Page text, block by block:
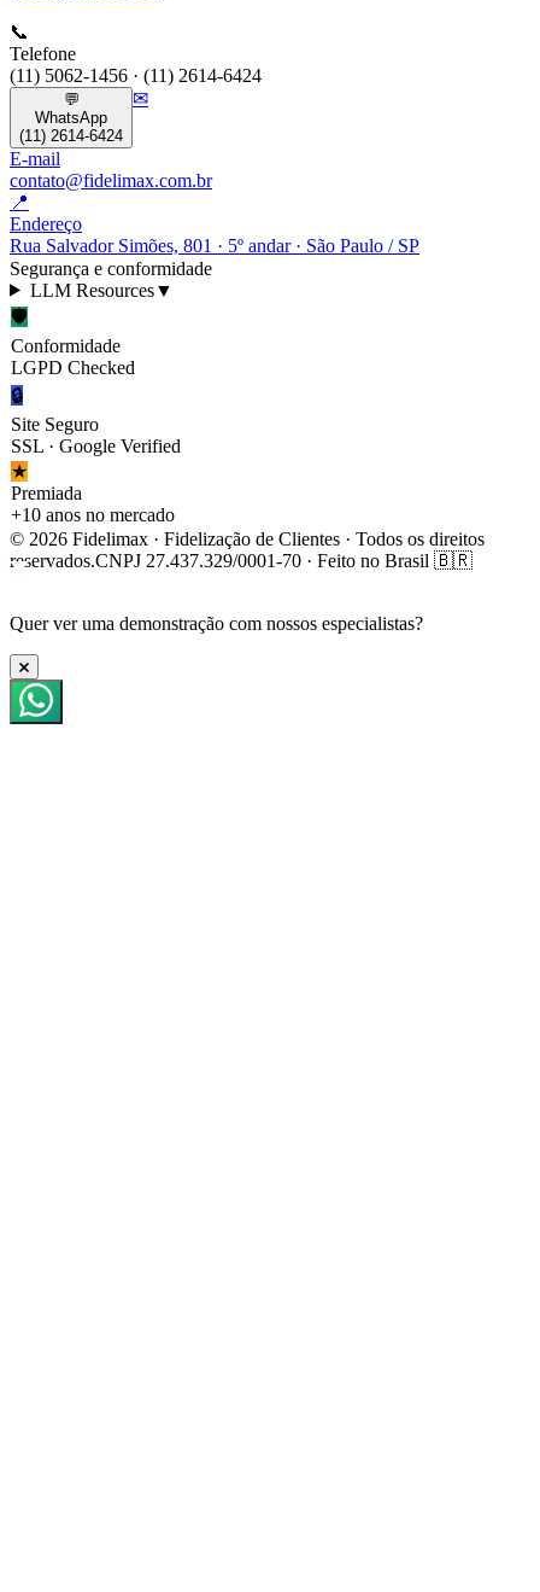
📞
Telefone
(11) 5062-1456 · (11) 2614-6424
💬
WhatsApp
(11) 2614-6424
✉
E-mail
contato@fidelimax.com.br
📍
Endereço
Rua Salvador Simões, 801 · 5º andar · São Paulo / SP
Segurança e conformidade
LLM Resources▼
🛡
Conformidade
LGPD Checked
🔒
Site Seguro
SSL · Google Verified
★
Premiada
+10 anos no mercado
© 2026 Fidelimax · Fidelização de Clientes · Todos os direitos
reservados.CNPJ 27.437.329/0001-70 · Feito no Brasil 🇧🇷
Quer ver uma demonstração com nossos especialistas?